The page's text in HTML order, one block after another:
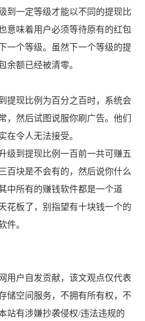
到一定等级才能以不同的提现比
意味着用户必须等待原有的红包
一个等级。虽然下一个等级的提
余额已经被清零。
提现比例为百分之百时，系统会
，然后试图说服你刷广告。他们
在令人无法接受。
级到提现比例一百前一共可赚五
百块是不会有的，然后说你什么
中所有的赚钱软件都是一个道
花板了，别指望有十块钱一个的
件。
用户自发贡献，该文观点仅代表
储空间服务，不拥有所有权，不
站有涉嫌抄袭侵权/违法违规的